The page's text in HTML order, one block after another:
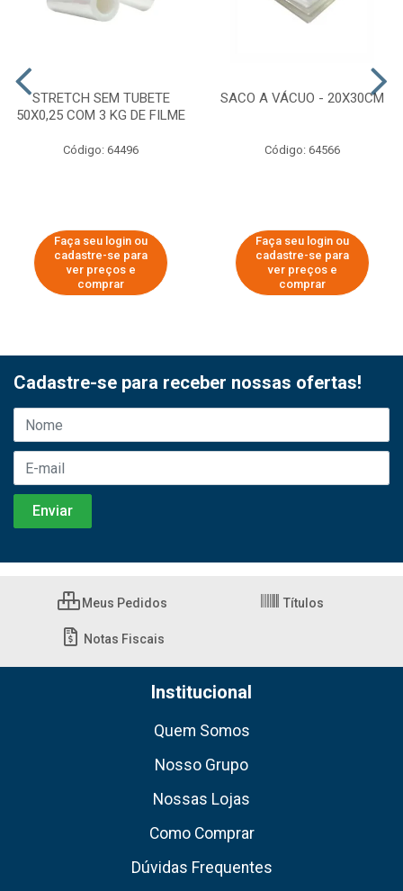
STRETCH SEM TUBETE
50X0,25 COM 3 KG DE FILME
Código: 64496
Faça seu login ou
cadastre-se para
ver preços e
comprar
SACO A VÁCUO - 20X30CM
Código: 64566
Faça seu login ou
cadastre-se para
ver preços e
comprar
Cadastre-se para receber nossas ofertas!
Meus Pedidos Títulos
Notas Fiscais
Institucional
Quem Somos
Nosso Grupo
Nossas Lojas
Como Comprar
Dúvidas Frequentes